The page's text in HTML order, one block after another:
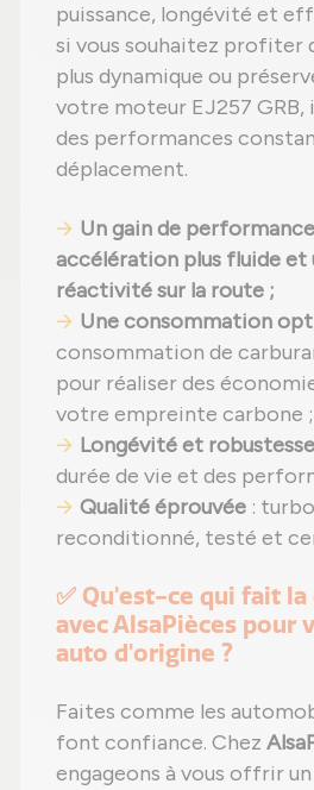
puissance, longévité et
si vous souhaitez profiter
plus dynamique ou
votre moteur EJ257 GRB,
des performances
déplacement.
Un gain de
accélération plus fluide et
réactivité sur la route ;
Une consommation
consommation de
pour réaliser des
votre empreinte carbone ;
Longévité et robustesse
durée de vie et des
Qualité éprouvée :
reconditionné, testé et
✅ Qu'est-ce qui fait
avec AlsaPièces pour
auto d'origine ?
Faites comme les
font confiance. Chez
engageons à vous offrir